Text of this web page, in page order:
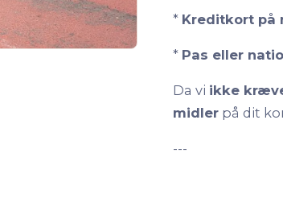
* Kreditkort på
* Pas eller
Da vi ikke
midler på dit
---